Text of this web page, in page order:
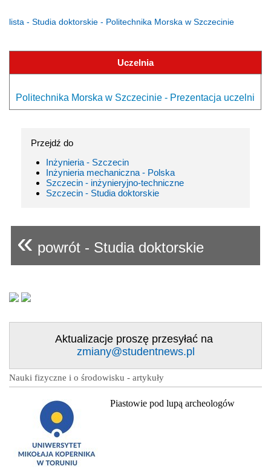
lista - Studia doktorskie - Politechnika Morska w Szczecinie
Uczelnia
Politechnika Morska w Szczecinie - Prezentacja uczelni
Przejdź do
Inżynieria - Szczecin
Inżynieria mechaniczna - Polska
Szczecin - inżynieryjno-techniczne
Szczecin - Studia doktorskie
« powrót - Studia doktorskie
Aktualizacje proszę przesyłać na
zmiany@studentnews.pl
Nauki fizyczne i o środowisku - artykuły
Piastowie pod lupą archeologów